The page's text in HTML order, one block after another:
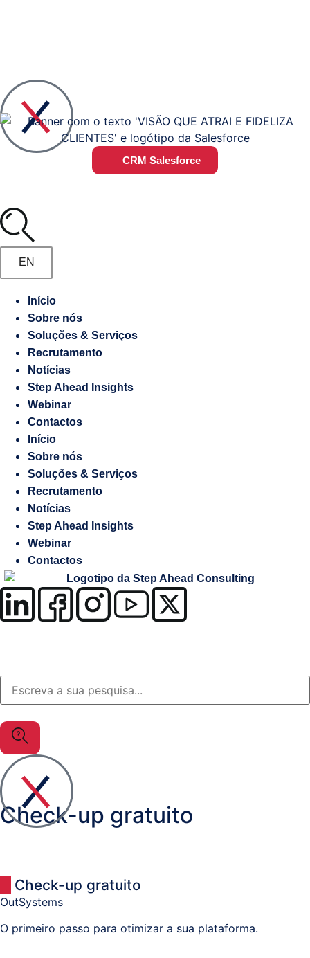
Voltar
Quem
Equipa
#Steper
Media
Manifesto
Recrutamento
Responsabilidade
socioambiental
Voltar
Visão
Plano
Estratégico
TI
Marketing
Digital
Gestão
de
Embaixadas
e
Consulados
Caderno
de
Encargos
Salesforce
Soluções
Setor
da
MuleSoft
Gestão
CRM Salesforce
EN
Início
Sobre nós
Soluções & Serviços
Recrutamento
Notícias
Step Ahead Insights
Webinar
Contactos
Início
Sobre nós
Soluções & Serviços
Recrutamento
Notícias
Step Ahead Insights
Webinar
Contactos
Check-up gratuito
Check-up gratuito
OutSystems
O primeiro passo para otimizar a sua plataforma.